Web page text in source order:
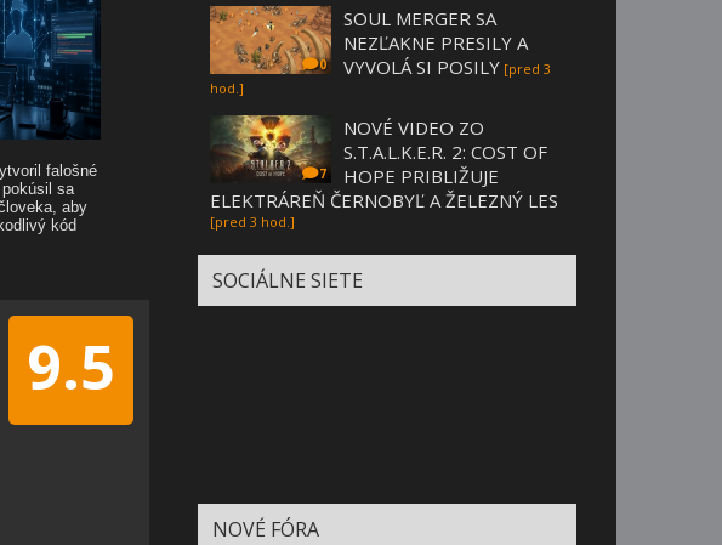
9.5
0
SOUL MERGER SA
NEZĽAKNE PRESILY A
VYVOLÁ SI POSILY [pred 3
hod.]
7
NOVÉ VIDEO ZO
S.T.A.L.K.E.R. 2: COST OF
HOPE PRIBLIŽUJE
ELEKTRÁREŇ ČERNOBYĽ A ŽELEZNÝ LES
[pred 3 hod.]
SOCIÁLNE SIETE
NOVÉ FÓRA